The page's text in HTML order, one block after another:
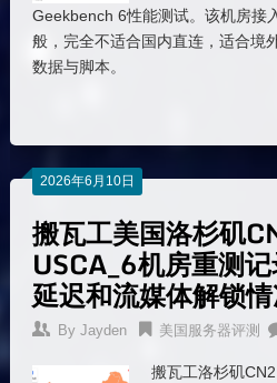
Geekbench 6性能测试。该机房接
般，完全不适合国内直连，适合境
数据与脚本。
2026年6月10日
搬瓦工美国洛杉矶
USCA_6机房重测记
延迟和流媒体解锁
By Jayden 美国服务器评测
搬瓦工洛杉矶